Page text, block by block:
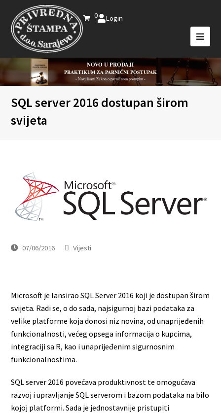
0 Login
NOVO U PRODAJI
PRAKTIKUM ZA PARNIČNI POSTUPAK
- Novelirani Zakon o parničnom postupku -
SQL server 2016 dostupan širom
svijeta
07/06/2016 Vijesti
Microsoft je lansirao SQL Server 2016 koji je dostupan širom
svijeta. Radi se, o do sada, najsigurnoj bazi podataka za
velike platforme koja donosi niz novina, od unaprijeđenih
funkcionalnosti, većeg opsega informacija o kupcima,
integraciji sa R, kao i unaprijeđenim sigurnosnim
funkcionalnostima.
SQL server 2016 povećava produktivnost te omogućava
razvoj i upravljanje SQL serverom i bazom podataka na bilo
kojoj platformi. Sada je jednostavnije pristupiti